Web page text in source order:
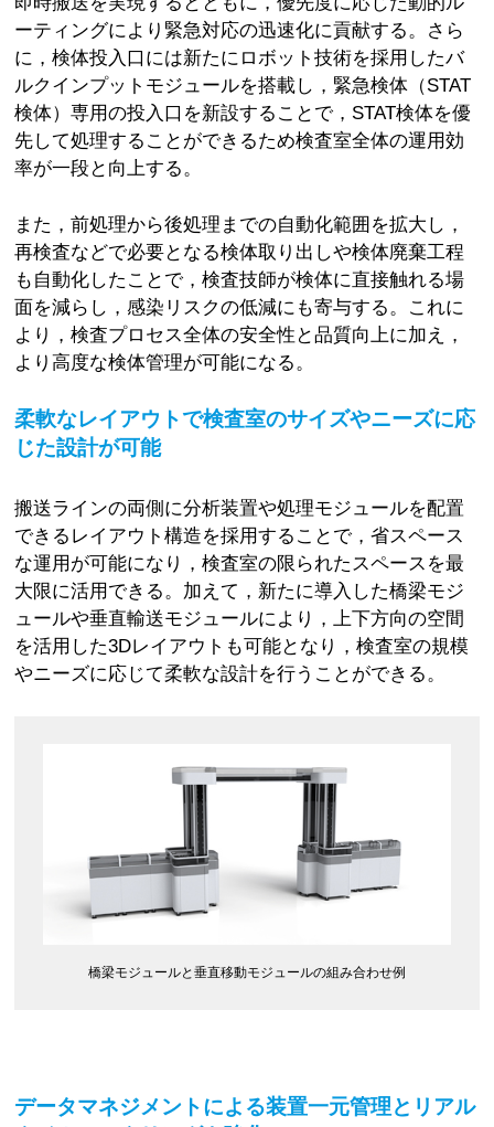
ーティングにより緊急対応の迅速化に貢献する。さら
に，検体投入口には新たにロボット技術を採用したバ
ルクインプットモジュールを搭載し，緊急検体（STAT
検体）専用の投入口を新設することで，STAT検体を優
先して処理することができるため検査室全体の運用効
率が一段と向上する。
また，前処理から後処理までの自動化範囲を拡大し，
再検査などで必要となる検体取り出しや検体廃棄工程
も自動化したことで，検査技師が検体に直接触れる場
面を減らし，感染リスクの低減にも寄与する。これに
より，検査プロセス全体の安全性と品質向上に加え，
より高度な検体管理が可能になる。
柔軟なレイアウトで検査室のサイズやニーズに応
じた設計が可能
搬送ラインの両側に分析装置や処理モジュールを配置
できるレイアウト構造を採用することで，省スペース
な運用が可能になり，検査室の限られたスペースを最
大限に活用できる。加えて，新たに導入した橋梁モジ
ュールや垂直輸送モジュールにより，上下方向の空間
を活用した3Dレイアウトも可能となり，検査室の規模
やニーズに応じて柔軟な設計を行うことができる。
橋梁モジュールと垂直移動モジュールの組み合わせ例
データマネジメントによる装置一元管理とリアル